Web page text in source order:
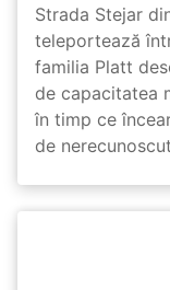
Strada Stejar
teleportează
familia Platt
de capacitatea
în timp ce
de